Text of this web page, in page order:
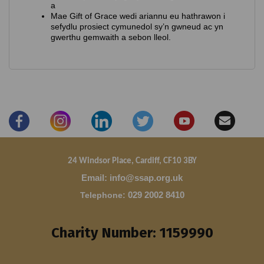
a
Mae Gift of Grace wedi ariannu eu hathrawon i
sefydlu prosiect cymunedol sy’n gwneud ac yn
gwerthu gemwaith a sebon lleol.
24 Windsor Place, Cardiff, CF10 3BY
Email: info@ssap.org.uk
Telephone: 029 2002 8410
Charity Number: 1159990